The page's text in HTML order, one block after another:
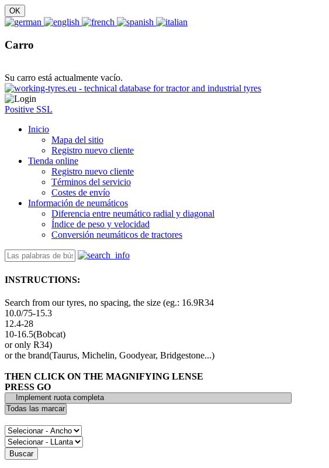
Carro
Su carro está actualmente vacío.
Positive SSL
Inicio
Mapa del sitio
Registro nuevo cliente
Tienda online
Registro nuevo cliente
Términos del servicio
Costes de envío
Información de neumáticos
Diferencia entre neumático radial y diagonal
Índice de peso y velocidad
Conversión neumáticos de tractores
INSTRUCTIONS:
Search from our tyres, no spacing, the size (eg.: 16.9R34
10.0/75-15.3
12.4-28
10-16.5(Bobcat)
or only R34)
or the brand(Taurus, Michelin, Goodyear, Bridgestone...)
THEN CLICK ON THE MAGNIFYING LENSE
PRESS GO